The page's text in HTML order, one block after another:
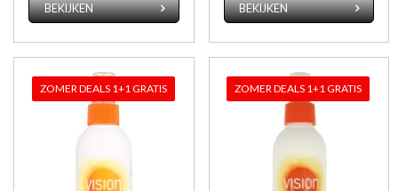
BEKIJKEN BEKIJKEN
ZOMER DEALS 1+1 GRATIS ZOMER DEALS 1+1 GRATIS